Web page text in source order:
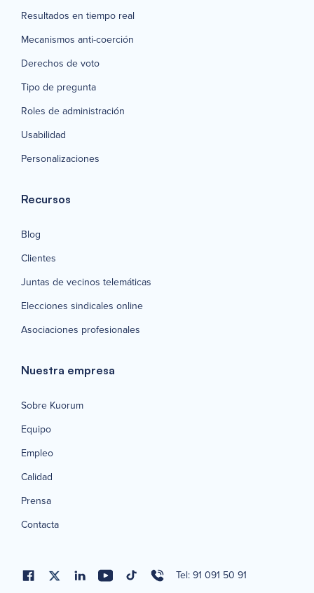
Resultados en tiempo real
Mecanismos anti-coerción
Derechos de voto
Tipo de pregunta
Roles de administración
Usabilidad
Personalizaciones
Recursos
Blog
Clientes
Juntas de vecinos telemáticas
Elecciones sindicales online
Asociaciones profesionales
Nuestra empresa
Sobre Kuorum
Equipo
Empleo
Calidad
Prensa
Contacta
Tel: 91 091 50 91